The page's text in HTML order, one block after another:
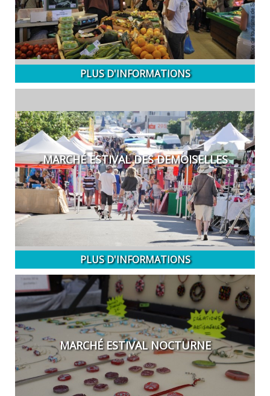
PLUS D'INFORMATIONS
MARCHÉ ESTIVAL DES DEMOISELLES
PLUS D'INFORMATIONS
MARCHÉ ESTIVAL NOCTURNE